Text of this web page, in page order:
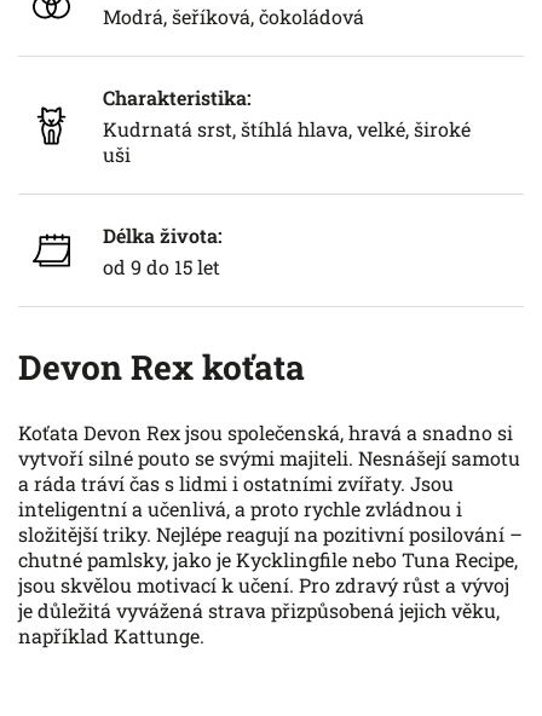
Modrá, šeříková, čokoládová
Charakteristika:
Kudrnatá srst, štíhlá hlava, velké, široké
uši
Délka života:
od 9 do 15 let
Devon Rex koťata
Koťata Devon Rex jsou společenská, hravá a snadno si
vytvoří silné pouto se svými majiteli. Nesnášejí samotu
a ráda tráví čas s lidmi i ostatními zvířaty. Jsou
inteligentní a učenlivá, a proto rychle zvládnou i
složitější triky. Nejlépe reagují na pozitivní posilování –
chutné pamlsky, jako je Kycklingfile nebo Tuna Recipe,
jsou skvělou motivací k učení. Pro zdravý růst a vývoj
je důležitá vyvážená strava přizpůsobená jejich věku,
například Kattunge.